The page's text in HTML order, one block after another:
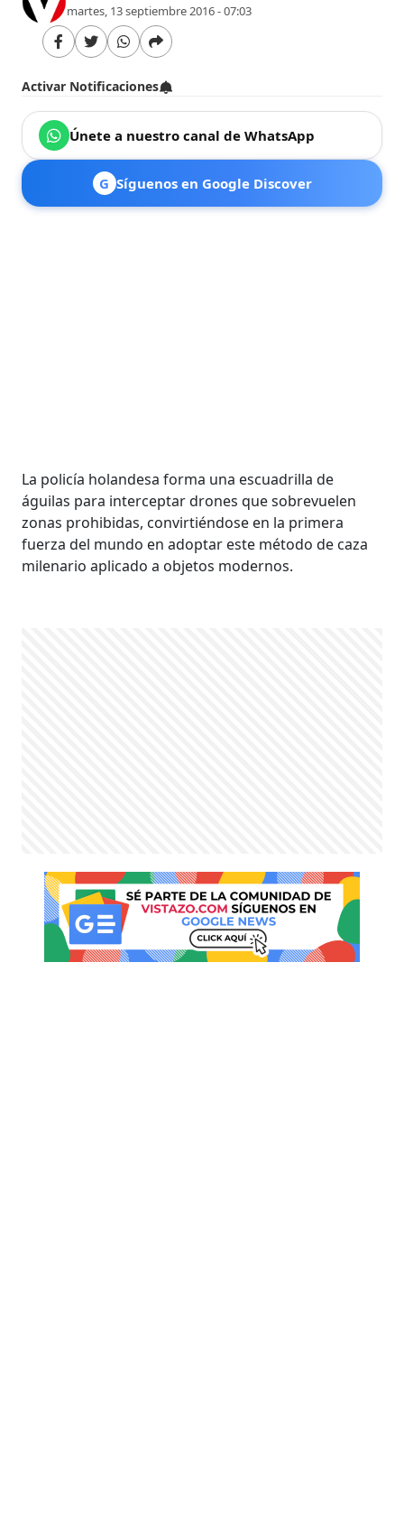
martes, 13 septiembre 2016 - 07:03
Activar Notificaciones
Únete a nuestro canal de WhatsApp
G Síguenos en Google Discover
La policía holandesa forma una escuadrilla de
águilas para interceptar drones que sobrevuelen
zonas prohibidas, convirtiéndose en la primera
fuerza del mundo en adoptar este método de caza
milenario aplicado a objetos modernos.